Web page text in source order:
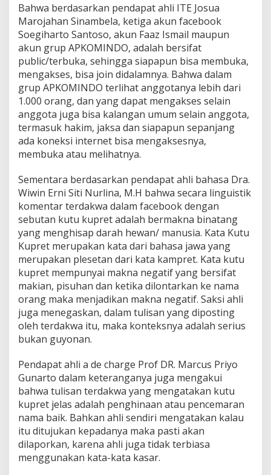
Bahwa berdasarkan pendapat ahli ITE Josua
Marojahan Sinambela, ketiga akun facebook
Soegiharto Santoso, akun Faaz Ismail maupun
akun grup APKOMINDO, adalah bersifat
public/terbuka, sehingga siapapun bisa membuka,
mengakses, bisa join didalamnya. Bahwa dalam
grup APKOMINDO terlihat anggotanya lebih dari
1.000 orang, dan yang dapat mengakses selain
anggota juga bisa kalangan umum selain anggota,
termasuk hakim, jaksa dan siapapun sepanjang
ada koneksi internet bisa mengaksesnya,
membuka atau melihatnya.
Sementara berdasarkan pendapat ahli bahasa Dra.
Wiwin Erni Siti Nurlina, M.H bahwa secara linguistik
komentar terdakwa dalam facebook dengan
sebutan kutu kupret adalah bermakna binatang
yang menghisap darah hewan/ manusia. Kata Kutu
Kupret merupakan kata dari bahasa jawa yang
merupakan plesetan dari kata kampret. Kata kutu
kupret mempunyai makna negatif yang bersifat
makian, pisuhan dan ketika dilontarkan ke nama
orang maka menjadikan makna negatif. Saksi ahli
juga menegaskan, dalam tulisan yang diposting
oleh terdakwa itu, maka konteksnya adalah serius
bukan guyonan.
Pendapat ahli a de charge Prof DR. Marcus Priyo
Gunarto dalam keteranganya juga mengakui
bahwa tulisan terdakwa yang mengatakan kutu
kupret jelas adalah penghinaan atau pencemaran
nama baik. Bahkan ahli sendiri mengatakan kalau
itu ditujukan kepadanya maka pasti akan
dilaporkan, karena ahli juga tidak terbiasa
menggunakan kata-kata kasar.